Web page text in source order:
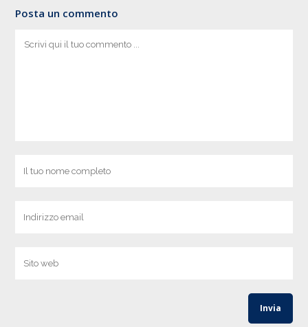
Posta un commento